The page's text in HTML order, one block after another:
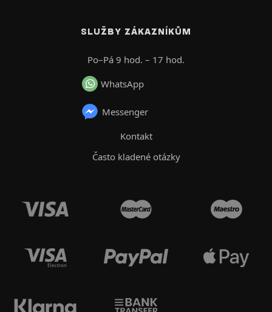
SLUŽBY ZÁKAZNÍKŮM
Po–Pá 9 hod. – 17 hod.
WhatsApp
Messenger
Kontakt
Často kladené otázky